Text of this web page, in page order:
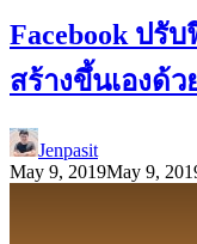
Facebook ปรั
สร้างขึ้นเองด้
Jenpasit
May 9, 2019May 9,